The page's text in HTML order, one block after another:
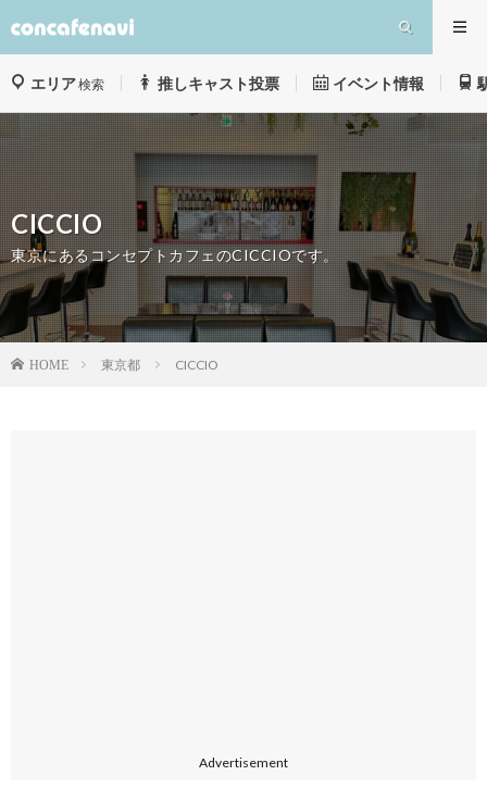
エリア検索 推しキャスト投票 イベント情報
CICCIO
東京にあるコンセプトカフェのCICCIOです。
HOME 東京都 CICCIO
Advertisement